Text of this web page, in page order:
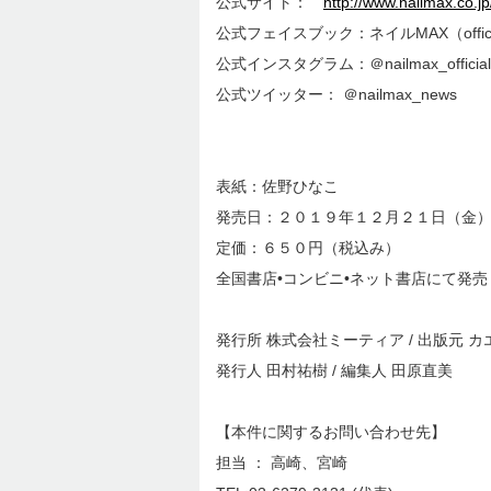
公式フェイスブック：ネイルMAX（
公式インスタグラム：＠nailmax_official
公式ツイッター： ＠nailmax_news
表紙：佐野ひなこ
発売日：２０１９年１２月２１日（金）
定価：６５０円（税込み）
全国書店•コンビニ•ネット書店にて発売
発行所 株式会社ミーティア / 出版元 カ
発行人 田村祐樹 / 編集人 田原直美
【本件に関するお問い合わせ先】
担当 ： 高崎、宮崎